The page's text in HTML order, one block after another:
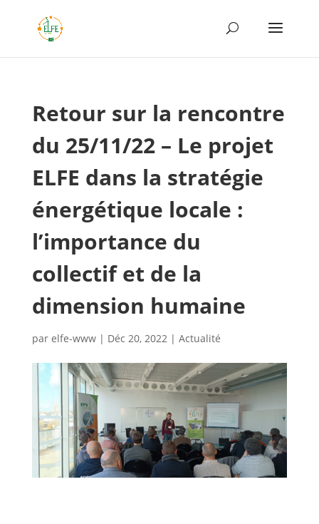
Retour sur la rencontre
du 25/11/22 – Le projet
ELFE dans la stratégie
énergétique locale :
l’importance du
collectif et de la
dimension humaine
par elfe-www| Déc 20, 2022| Actualité